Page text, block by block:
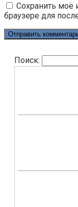
Сохранить моё
браузере для
Поиск: